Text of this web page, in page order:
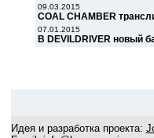
09.03.2015
COAL CHAMBER
07.01.2015
В DEVILDRIVER новый
Идея и разработка проекта: